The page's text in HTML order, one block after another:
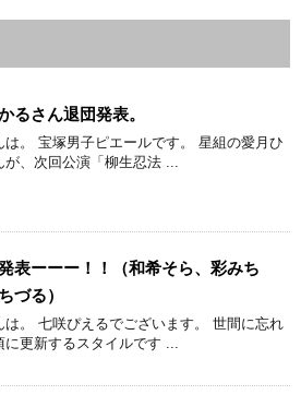
るさん退団発表。
は。 宝塚男子ピエールです。 星組の愛月ひ
が、次回公演「柳生忍法 ...
表ーーー！！（和希そら、彩みち
づる）
は。 七咲ぴえるでございます。 世間に忘れ
に更新するスタイルです ...